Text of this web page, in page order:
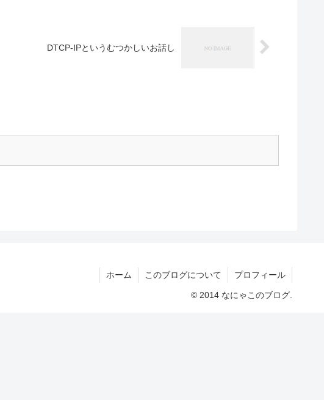
DTCP-IPというむつかしいお話し
ホーム このブログについて プロフィール
© 2014 なにゃこのブログ.